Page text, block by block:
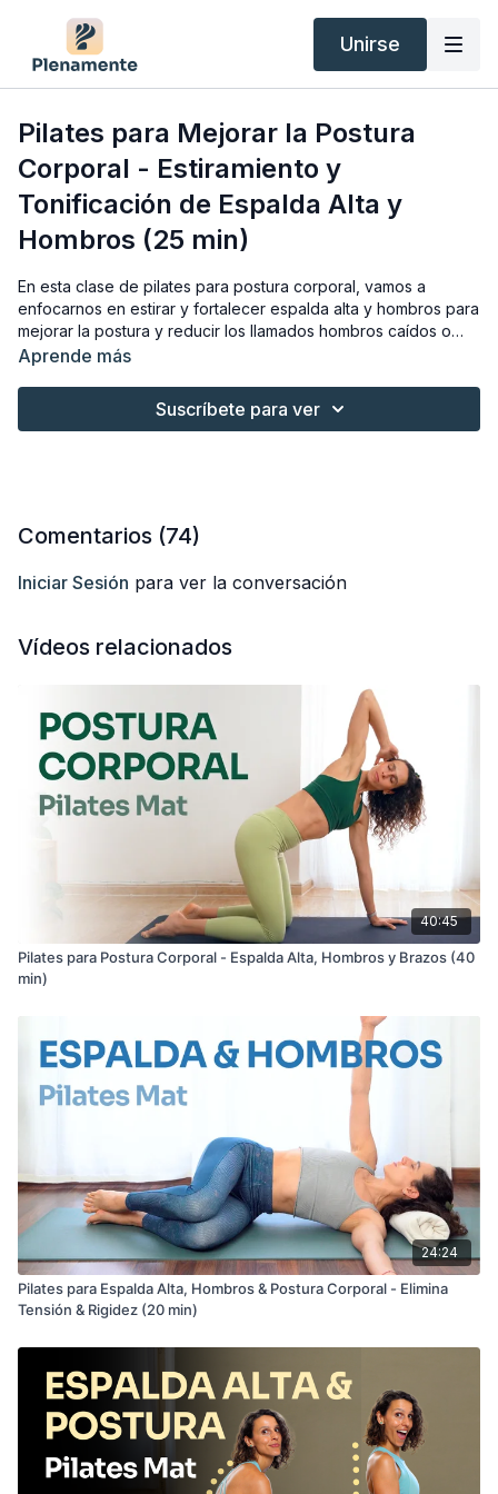
Unirse
Pilates para Mejorar la Postura
Corporal - Estiramiento y
Tonificación de Espalda Alta y
Hombros (25 min)
En esta clase de pilates para postura corporal, vamos a
enfocarnos en estirar y fortalecer espalda alta y hombros para
mejorar la postura y reducir los llamados hombros caídos o
hipercifosis. ¡Espero que la disfrutes mucho!
Aprende más
Suscríbete para ver
Comentarios (74)
Iniciar Sesión para ver la conversación
Vídeos relacionados
40:45
Pilates para Postura Corporal - Espalda Alta, Hombros y Brazos (40
min)
24:24
Pilates para Espalda Alta, Hombros & Postura Corporal - Elimina
Tensión & Rigidez (20 min)